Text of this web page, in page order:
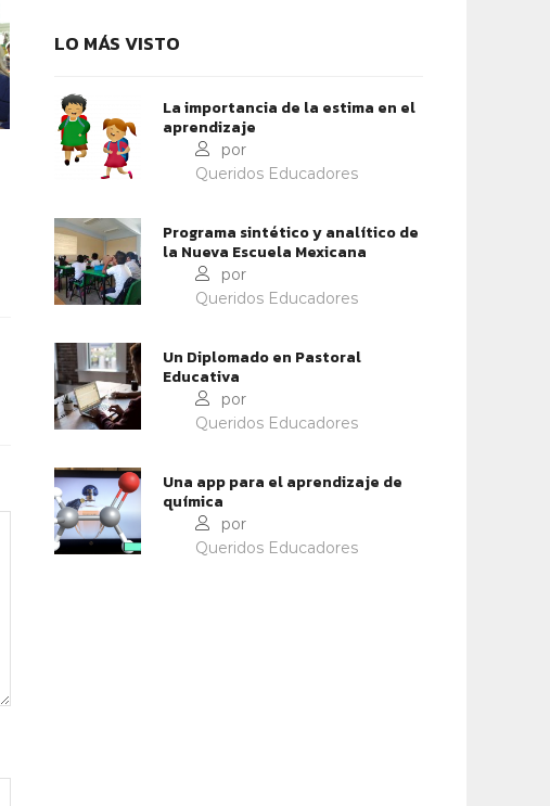
CONTEXTOS EDUCATIVOS
WEBINAR: DIMENSIONES DE
LA PERSONALIDAD
IDENTIDAD Y PERTENENCIA
EL PRIMER CONCILIO
LO MÁS VISTO
La importancia de la estima en el
aprendizaje
por
Queridos Educadores
Programa sintético y analítico de
la Nueva Escuela Mexicana
por
Queridos Educadores
Un Diplomado en Pastoral
Educativa
por
Queridos Educadores
Una app para el aprendizaje de
química
por
Queridos Educadores